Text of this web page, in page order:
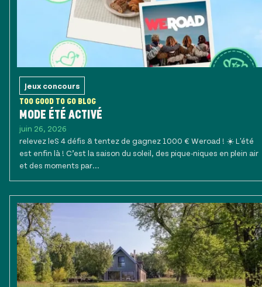
Jeux concours
TOO GOOD TO GO BLOG
MODE ÉTÉ ACTIVÉ
juin 26, 2026
relevez leS 4 défis & tentez de gagnez 1000 € Weroad ! ☀️ L'été
est enfin là ! C’est la saison du soleil, des pique-niques en plein air
et des moments par...